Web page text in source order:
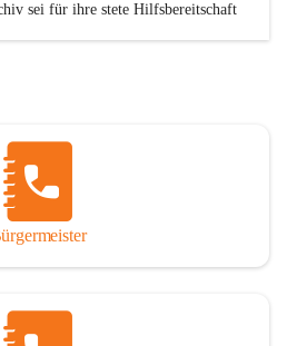
sei für ihre stete Hilfsbereitschaft
Chronik, dem kleinen
Erinnerungen, Informationen und
und Dokumenten zum Gesamtbild
haben.
das Werk auch zeitgerecht für das
können. Daher mag um Nachsicht
oder auch der eine oder
haben nach ihren